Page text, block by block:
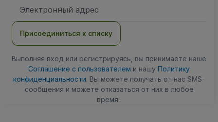
электронной
Присоединиться к списку
Выполняя вход или регистрируясь, вы принимаете наше
Соглашение с пользователем и нашу Политику
конфиденциальности. Вы можете получать от нас SMS-
сообщения и можете отказаться от них в любое
время.